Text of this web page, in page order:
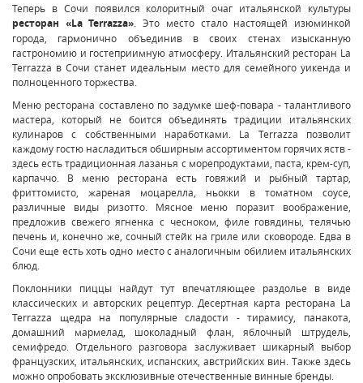
Теперь в Сочи появился колоритный очаг итальянской культуры
ресторан «La Terrazza» . Это место стало настоящей изюминкой
города, гармонично объединив в своих стенах изысканную
гастрономию и гостеприимную атмосферу. Итальянский ресторан La
Terrazza в Сочи станет идеальным место для семейного уикенда и
полноценного торжества.
Меню ресторана составлено по задумке шеф-повара - талантливого
мастера, который не боится объединять традиции итальянских
кулинаров с собственными наработками. La Terrazza позволит
каждому гостю насладиться обширным ассортиментом горячих яств -
здесь есть традиционная лазанья с морепродуктами, паста, крем-суп,
карпаччо. В меню ресторана есть говяжий и рыбный тартар,
фриттомисто, жареная моцарелла, ньокки в томатном соусе,
различные виды ризотто. Мясное меню поразит воображение,
предложив свежего ягненка с чесноком, филе говядины, телячью
печень и, конечно же, сочный стейк на гриле или сковороде. Едва в
Сочи еще есть хоть одно место с аналогичным обилием итальянских
блюд.
Поклонники пиццы найдут тут впечатляющее раздолье в виде
классических и авторских рецептур. Десертная карта ресторана La
Terrazza щедра на популярные сладости - тирамису, панакота,
домашний мармелад, шоколадный флан, яблочный штрудель,
семифредо. Отдельного разговора заслуживает шикарный выбор
французских, итальянских, испанских, австрийских вин. Также здесь
можно опробовать эксклюзивные отечественные винные бренды.